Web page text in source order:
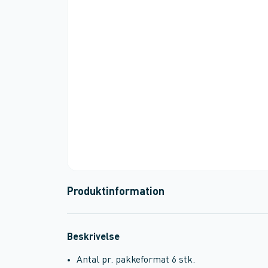
Produktinformation
Beskrivelse
Antal pr. pakkeformat 6 stk.